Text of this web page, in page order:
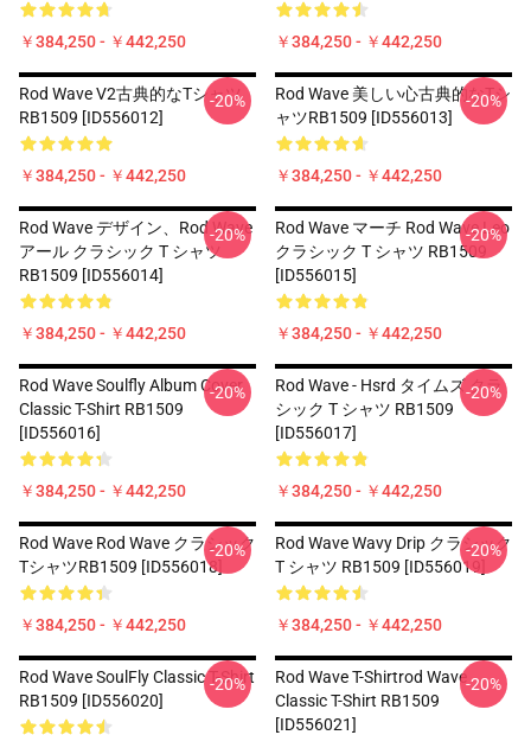
￥384,250 - ￥442,250 ￥384,250 - ￥442,250
Rod Wave V2古典的なTシャツ
RB1509 [ID556012]
￥384,250 - ￥442,250
-20%
Rod Wave 美しい心古典的なTシ
ャツRB1509 [ID556013]
￥384,250 - ￥442,250
-20%
Rod Wave デザイン、Rod Wave
アール クラシック T シャツ
RB1509 [ID556014]
￥384,250 - ￥442,250
-20%
Rod Wave マーチ Rod Wave Leo
クラシック T シャツ RB1509
[ID556015]
￥384,250 - ￥442,250
-20%
Rod Wave Soulfly Album Cover
Classic T-Shirt RB1509
[ID556016]
￥384,250 - ￥442,250
-20%
Rod Wave - Hsrd タイムズ クラ
シック T シャツ RB1509
[ID556017]
￥384,250 - ￥442,250
-20%
Rod Wave Rod Wave クラシック
TシャツRB1509 [ID556018]
￥384,250 - ￥442,250
-20%
Rod Wave Wavy Drip クラシック
T シャツ RB1509 [ID556019]
￥384,250 - ￥442,250
-20%
Rod Wave SoulFly Classic T-Shirt
RB1509 [ID556020]
-20%
Rod Wave T-Shirtrod Wave
Classic T-Shirt RB1509
[ID556021]
-20%